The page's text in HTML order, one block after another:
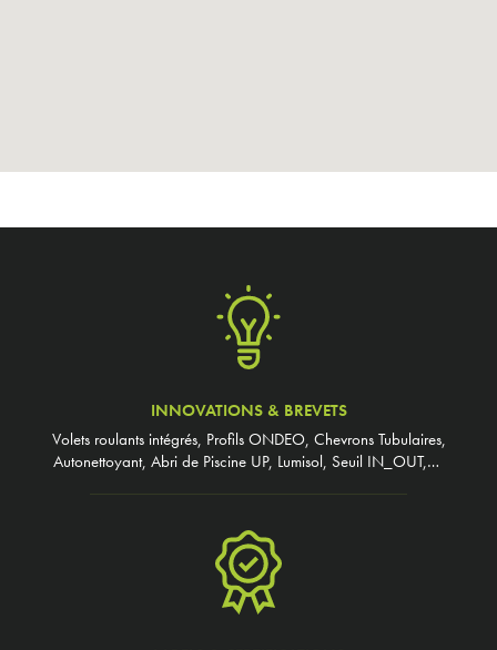
INNOVATIONS & BREVETS
Volets roulants intégrés, Profils ONDEO, Chevrons Tubulaires,
Autonettoyant, Abri de Piscine UP, Lumisol, Seuil IN_OUT,…